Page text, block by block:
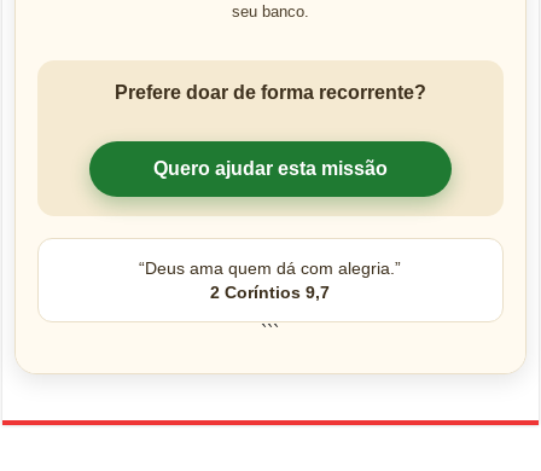
seu banco.
Prefere doar de forma recorrente?
Quero ajudar esta missão
“Deus ama quem dá com alegria.”
2 Coríntios 9,7
```